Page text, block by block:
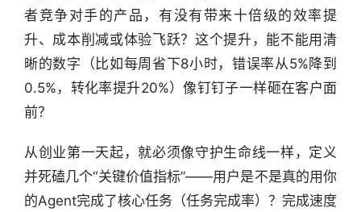
者竞争对手的产品，有没有带来十倍级的效率提
升、成本削减或体验飞跃？这个提升，能不能用清
晰的数字（比如每周省下8小时，错误率从5%降到
0.5%，转化率提升20%）像钉钉子一样砸在客户面
前？
从创业第一天起，就必须像守护生命线一样，定义
并死磕几个“关键价值指标”——用户是不是真的用你
的Agent完成了核心任务（任务完成率）？完成速度